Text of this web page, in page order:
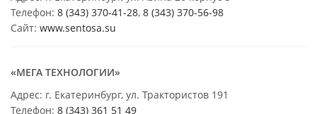
Телефон: 8 (343) 370-41-28, 8 (343) 370-56-98
Сайт: www.sentosa.su
«МЕГА ТЕХНОЛОГИИ»
Адрес: г. Екатеринбург, ул. Трактористов 191
Телефон: 8 (343) 361 51 49